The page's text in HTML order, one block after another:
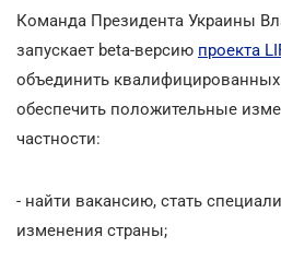
Команда Президента Украины
запускает beta-версию проекта
объединить
обеспечить положительные
частности:
- найти вакансию, стать
изменения страны;